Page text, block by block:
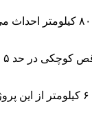
خادمی افزود: به حول قوه الهی ادامه این